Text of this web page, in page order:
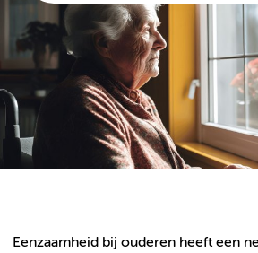
Eenzaamheid bij ouderen heeft een